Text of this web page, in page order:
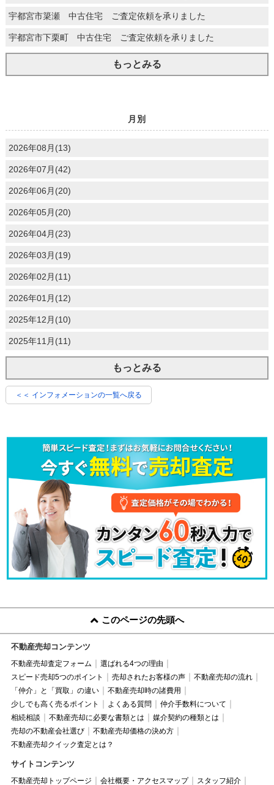
宇都宮市簗瀬 中古住宅 ご査定依頼を承りました
宇都宮市下栗町 中古住宅 ご査定依頼を承りました
もっとみる
月別
2026年08月(13)
2026年07月(42)
2026年06月(20)
2026年05月(20)
2026年04月(23)
2026年03月(19)
2026年02月(11)
2026年01月(12)
2025年12月(10)
2025年11月(11)
もっとみる
＜＜ インフォメーションの一覧へ戻る
このページの先頭へ
不動産売却コンテンツ
不動産売却査定フォーム
選ばれる4つの理由
スピード売却5つのポイント
売却されたお客様の声
不動産売却の流れ
「仲介」と「買取」の違い
不動産売却時の諸費用
少しでも高く売るポイント
よくある質問
仲介手数料について
相続相談
不動産売却に必要な書類とは
媒介契約の種類とは
売却の不動産会社選び
不動産売却価格の決め方
不動産売却クイック査定とは？
サイトコンテンツ
不動産売却トップページ 会社概要・アクセスマップ スタッフ紹介